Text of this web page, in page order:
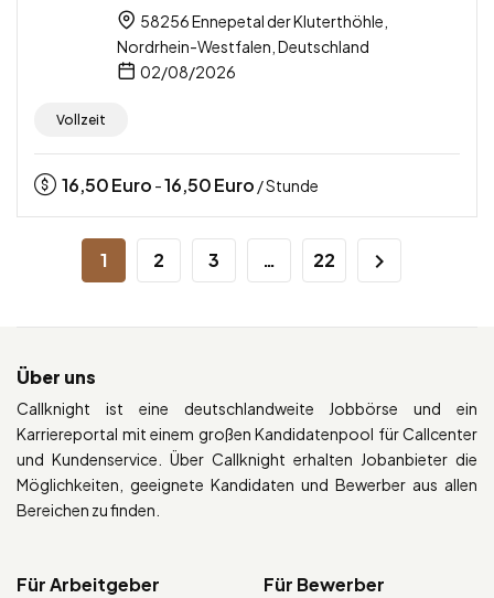
58256 Ennepetal der Kluterthöhle,
Nordrhein-Westfalen, Deutschland
02/08/2026
Vollzeit
16,50Euro -16,50Euro / Stunde
1 2 3 … 22
Über uns
Callknight ist eine deutschlandweite Jobbörse und ein
Karriereportal mit einem großen Kandidatenpool für Callcenter
und Kundenservice. Über Callknight erhalten Jobanbieter die
Möglichkeiten, geeignete Kandidaten und Bewerber aus allen
Bereichen zu finden.
Für Arbeitgeber Für Bewerber